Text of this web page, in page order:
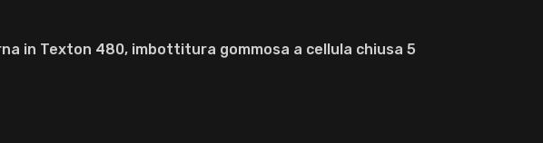
in Texton 480, imbottitura gommosa a cellula chiusa 5